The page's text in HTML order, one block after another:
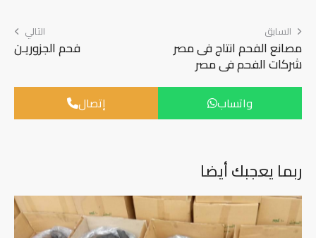
السابق
مصانع الفحم انتاج فى مصر
شركات الفحم فى مصر
التالي
فحم الجزوريـن
واتساب إتصال
ربما يعجبك أيضا